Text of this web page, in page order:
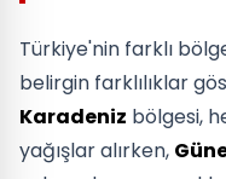
Türkiye'nin farklı
belirgin farklılıklar
Karadeniz bölgesi,
yağışlar alırken,